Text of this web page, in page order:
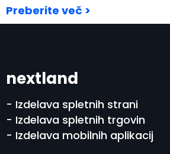
Preberite več >
nextland
- Izdelava spletnih strani
- Izdelava spletnih trgovin
- Izdelava mobilnih aplikacij